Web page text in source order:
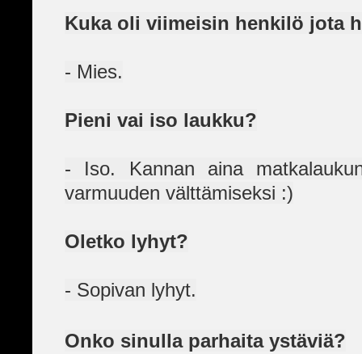
Kuka oli viimeisin henkilö jota
- Mies.
Pieni vai iso laukku?
- Iso. Kannan aina
varmuuden välttämiseksi :)
Oletko lyhyt?
- Sopivan lyhyt.
Onko sinulla parhaita ystäviä?